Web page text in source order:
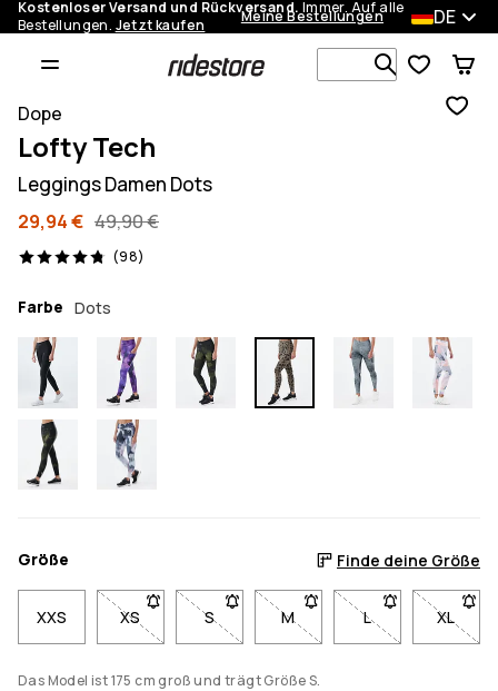
Kostenloser Versand und Rückversand. Immer. Auf alle
Bestellungen. Jetzt kaufen Meine Bestellungen DE
Dope
Lofty Tech
Leggings Damen Dots
29,94 € 49,90 €
(98)
98 Reviews, 4.8/5
Farbe Dots
Größe Finde deine Größe
XXS XS- Größe XS nicht verfügbar. Klicke, um
S- Größe S nicht verfügbar. Klicke, um
M- Größe M nicht verfügbar.
L- Größe L nicht
XL
-
Das Model ist 175 cm groß und trägt Größe S.